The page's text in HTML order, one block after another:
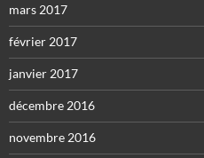
mars 2017
février 2017
janvier 2017
décembre 2016
novembre 2016